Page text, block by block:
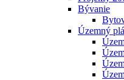
Bývanie
Územný